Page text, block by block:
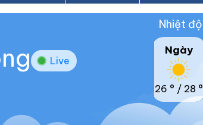
Live
Nhiệt độ
Ngày
26 ° / 28 °